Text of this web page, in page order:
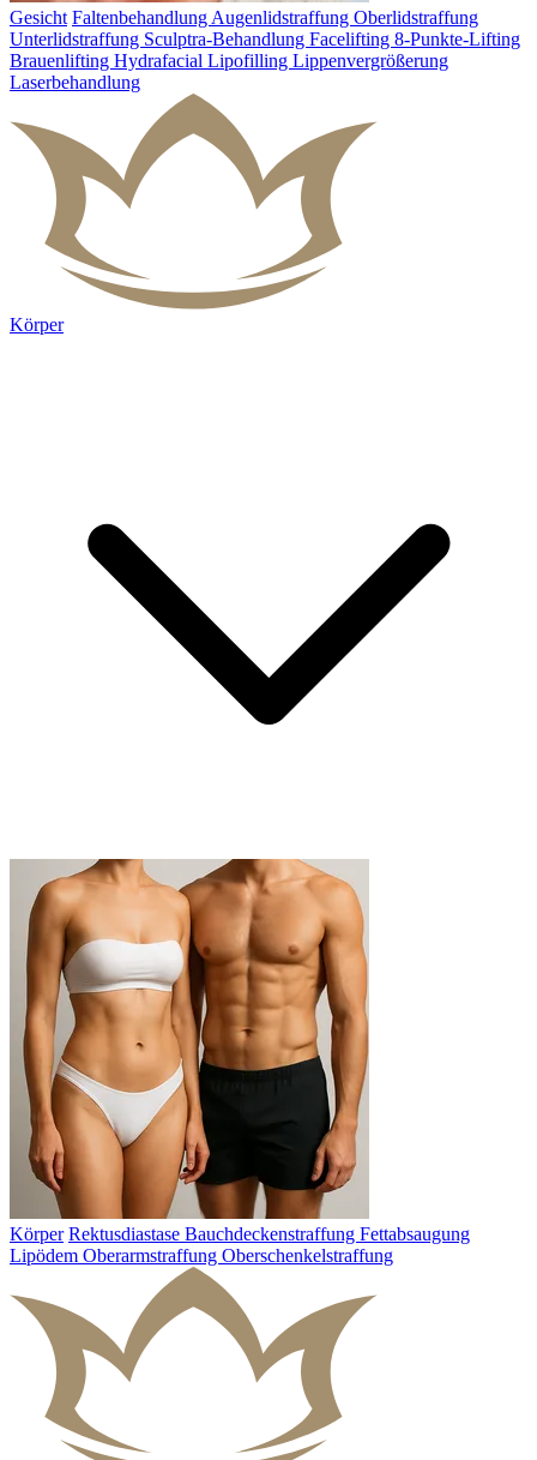
Gesicht Faltenbehandlung Augenlidstraffung Oberlidstraffung
Unterlidstraffung Sculptra-Behandlung Facelifting 8-Punkte-Lifting
Brauenlifting Hydrafacial Lipofilling Lippenvergrößerung
Laserbehandlung
Körper
Körper Rektusdiastase Bauchdeckenstraffung Fettabsaugung
Lipödem Oberarmstraffung Oberschenkelstraffung